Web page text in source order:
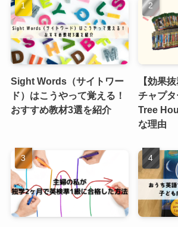
Sight Words（サイトワー
ド）はこうやって覚える！
おすすめ教材3選を紹介
【効果
チャプ
Tree
な理由